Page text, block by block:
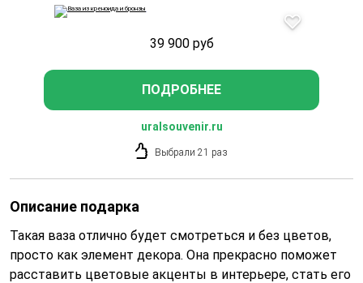
39 900 руб
ПОДРОБНЕЕ
uralsouvenir.ru
Выбрали 21 раз
Описание подарка
Такая ваза отлично будет смотреться и без цветов,
просто как элемент декора. Она прекрасно поможет
расставить цветовые акценты в интерьере, стать его